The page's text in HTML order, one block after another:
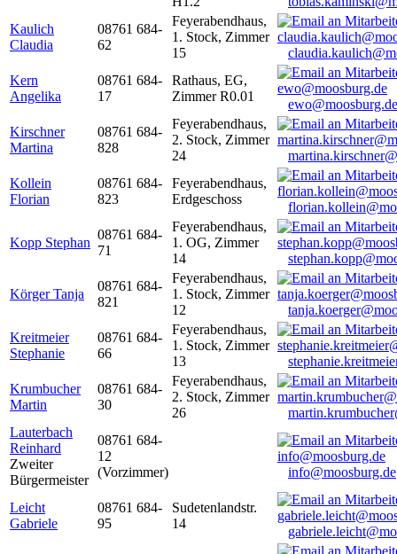
Kaulich
Claudia
08761 684-
62
Feyerabendhaus,
1. Stock, Zimmer
15
Kern
Angelika
08761 684-
17
Rathaus, EG,
Zimmer R0.01
ewo@moosburg.de
Kirschner
Martina
08761 684-
828
Feyerabendhaus,
2. Stock, Zimmer
24
Kollein
Florian
08761 684-
823
Feyerabendhaus,
Erdgeschoss
Kopp Stephan
08761 684-
71
Feyerabendhaus,
1. OG, Zimmer
14
Körger Tanja
08761 684-
821
Feyerabendhaus,
1. Stock, Zimmer
12
Kreitmeier
Stephanie
08761 684-
66
Feyerabendhaus,
1. Stock, Zimmer
13
Krumbucher
Martin
08761 684-
30
Feyerabendhaus,
2. Stock, Zimmer
26
Lauterbach
Reinhard
Zweiter
Bürgermeister
08761 684-
12
(Vorzimmer)
info@moosburg.de
Leicht
Gabriele
08761 684-
95
Sudetenlandstr.
14